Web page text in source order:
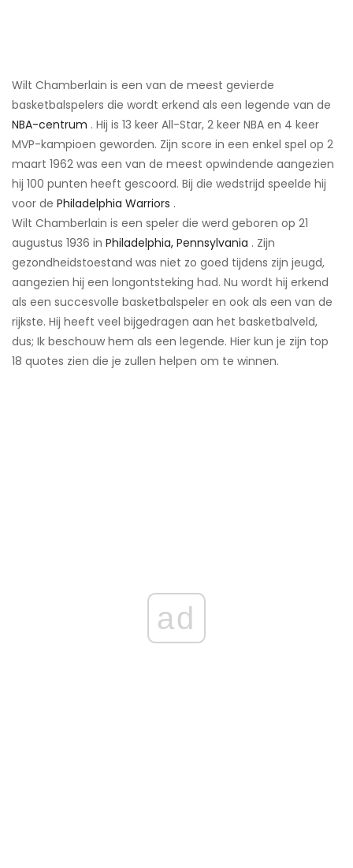
Wilt Chamberlain is een van de meest gevierde
basketbalspelers die wordt erkend als een legende van de
NBA-centrum . Hij is 13 keer All-Star, 2 keer NBA en 4 keer
MVP-kampioen geworden. Zijn score in een enkel spel op 2
maart 1962 was een van de meest opwindende aangezien
hij 100 punten heeft gescoord. Bij die wedstrijd speelde hij
voor de Philadelphia Warriors .
Wilt Chamberlain is een speler die werd geboren op 21
augustus 1936 in Philadelphia, Pennsylvania . Zijn
gezondheidstoestand was niet zo goed tijdens zijn jeugd,
aangezien hij een longontsteking had. Nu wordt hij erkend
als een succesvolle basketbalspeler en ook als een van de
rijkste. Hij heeft veel bijgedragen aan het basketbalveld,
dus; Ik beschouw hem als een legende. Hier kun je zijn top
18 quotes zien die je zullen helpen om te winnen.
ad